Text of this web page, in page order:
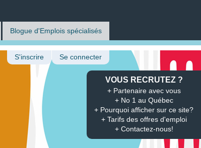
Blogue d'Emplois spécialisés
VOUS RECRUTEZ ?
+ Partenaire avec vous
+ No 1 au Québec
+ Pourquoi afficher sur ce site?
+ Tarifs des offres d'emploi
+ Contactez-nous!
S'inscrire Se connecter